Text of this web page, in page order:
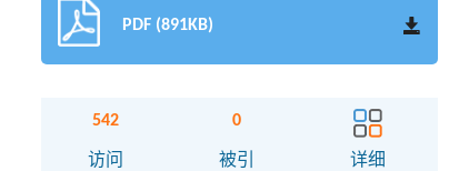
PDF (891KB)
542
访问
0
被引 详细